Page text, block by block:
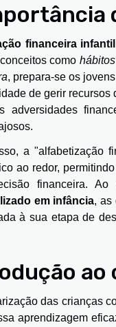
financeira infantil
como
, prepara-se os
de gerir
adversidades
a "alfabetização
ao redor,
financeira.
em infância, as
à sua etapa de
ao
das crianças
aprendizagem